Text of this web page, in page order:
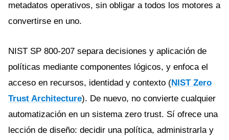
metadatos operativos, sin obligar a todos los motores a
convertirse en uno.
NIST SP 800-207 separa decisiones y aplicación de
políticas mediante componentes lógicos, y enfoca el
acceso en recursos, identidad y contexto (NIST Zero
Trust Architecture). De nuevo, no convierte cualquier
automatización en un sistema zero trust. Sí ofrece una
lección de diseño: decidir una política, administrarla y